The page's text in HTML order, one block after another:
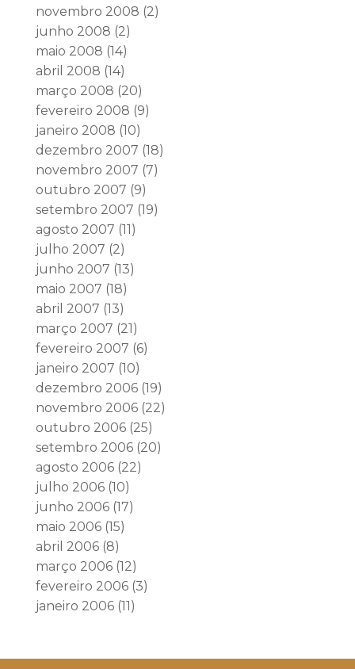
novembro 2008 (2)
junho 2008 (2)
maio 2008 (14)
abril 2008 (14)
março 2008 (20)
fevereiro 2008 (9)
janeiro 2008 (10)
dezembro 2007 (18)
novembro 2007 (7)
outubro 2007 (9)
setembro 2007 (19)
agosto 2007 (11)
julho 2007 (2)
junho 2007 (13)
maio 2007 (18)
abril 2007 (13)
março 2007 (21)
fevereiro 2007 (6)
janeiro 2007 (10)
dezembro 2006(19)
novembro 2006(22)
outubro 2006(25)
setembro 2006(20)
agosto 2006(22)
julho 2006(10)
junho 2006(17)
maio 2006(15)
abril 2006(8)
março 2006(12)
fevereiro 2006(3)
janeiro 2006(11)